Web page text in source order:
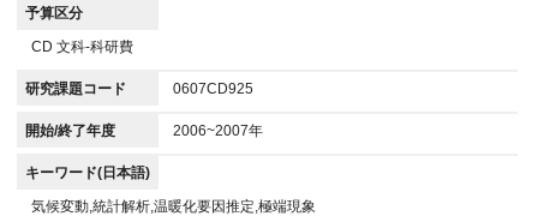
予算区分
CD 文科-科研費
研究課題コード 0607CD925
開始/終了年度 2006~2007年
キーワード(日本語)
気候変動,統計解析,温暖化要因推定,極端現象